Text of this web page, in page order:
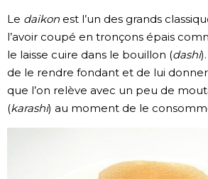
Le daikonest l’un des grands
l’avoir coupé en tronçons épais
le laisse cuire dans le bouillon (dashi
de le rendre fondant et de lui
que l’on relève avec un peu de
(karashi) au moment de le